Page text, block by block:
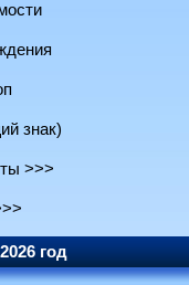
знак)
>>>
год